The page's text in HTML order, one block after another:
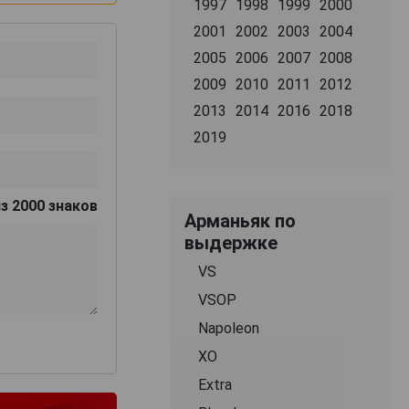
2000 знаков
1997 1998 1999
2000
2001
2002 2003
2004
2005
2006 2007 2008
2009
2010 2011
2012
2013
2014 2016
2018
2019
Арманьяк по
выдержке
VS
VSOP
Napoleon
XO
Extra